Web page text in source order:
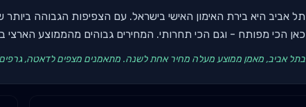
תל אביב היא בירת האימון האישי בישראל. עם הצפיפות הגבוהה
כאן הכי מפותח - וגם הכי תחרותי. המחירים גבוהים מהממוצע הארצי ב-18-
בתל אביב, מאמן ממוצע מעלה מחיר אחת לשנה. מתאמנים מצפים לדאטה, גרפים